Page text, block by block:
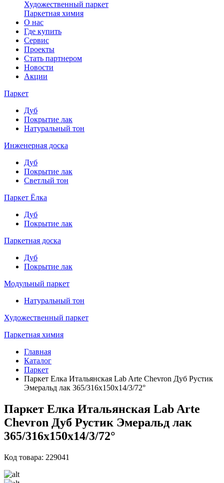
Художественный паркет
Паркетная химия
О нас
Где купить
Сервис
Проекты
Стать партнером
Новости
Акции
Паркет
Дуб
Покрытие лак
Натуральный тон
Инженерная доска
Дуб
Покрытие лак
Светлый тон
Паркет Ёлка
Дуб
Покрытие лак
Паркетная доска
Дуб
Покрытие лак
Модульный паркет
Натуральный тон
Художественный паркет
Паркетная химия
Главная
Каталог
Паркет
Паркет Елка Итальянская Lab Arte Chevron Дуб Рустик
Эмеральд лак 365/316х150х14/3/72°
Паркет Елка Итальянская Lab Arte
Chevron Дуб Рустик Эмеральд лак
365/316х150х14/3/72°
Код товара: 229041